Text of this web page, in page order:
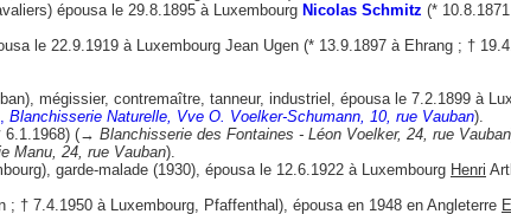
épousa le 29.8.1895 à Luxembourg Nicolas Schmitz (*
le 22.9.1919 à Luxembourg Jean Ugen (* 13.9.1897 à Ehrang ; †
mégissier, contremaître, tanneur, industriel, épousa le 7.2.1899 à
Blanchisserie Naturelle, Vve O. Voelker-Schumann, 10, rue Vauban).
6.1.1968) (→ Blanchisserie des Fontaines - Léon Voelker, 24, rue Vauban
Manu, 24, rue Vauban).
garde-malade (1930), épousa le 12.6.1922 à Luxembourg Henri
† 7.4.1950 à Luxembourg, Pfaffenthal), épousa en 1948 en Angleterre